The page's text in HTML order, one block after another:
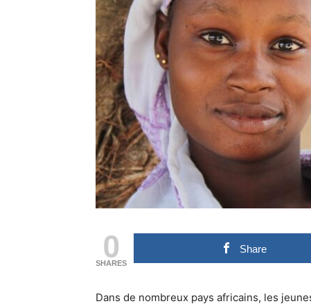
0
SHARES
Share
Dans de nombreux pays africains, les